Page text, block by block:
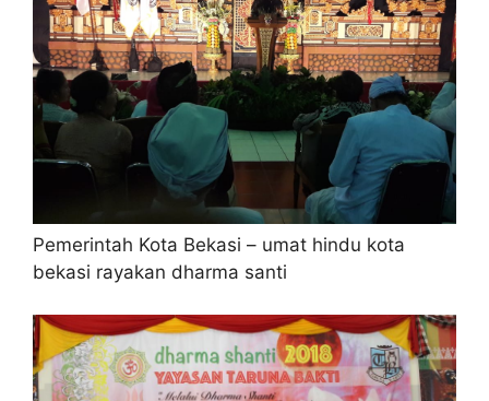
Pemerintah Kota Bekasi – umat hindu kota
bekasi rayakan dharma santi